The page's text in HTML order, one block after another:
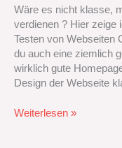
Wäre es nicht klasse,
verdienen ? Hier zeige
Testen von Webseiten
du auch eine ziemlich
wirklich gute
Design der Webseite
Webseiten
Weiterlesen »